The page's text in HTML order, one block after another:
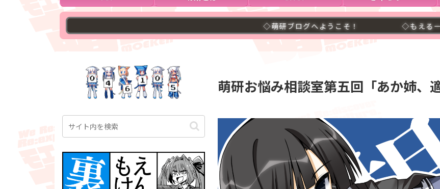
◇萌研ブログへようこそ！ ◇もえるーと第二号発売
萌研お悩み相談室第五回「あか姉、適